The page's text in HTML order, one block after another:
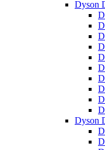
Dyson
Dyson